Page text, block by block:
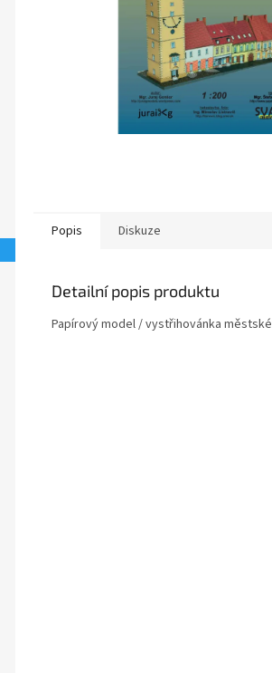
Popis Diskuze
Detailní popis produktu
Papírový model / vystřihovánka